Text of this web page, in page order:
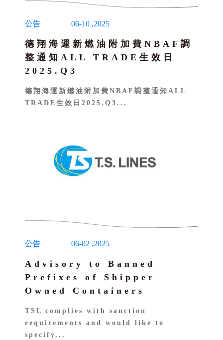
公告 06-10 ,2025
德翔海運新燃油附加費NBAF調
整通知ALL TRADE生效日
2025.Q3
德翔海運新燃油附加費NBAF調整通知ALL
TRADE生效日2025.Q3...
公告 06-02 ,2025
Advisory to Banned
Prefixes of Shipper
Owned Containers
TSL complies with sanction
requirements and would like to
specify...